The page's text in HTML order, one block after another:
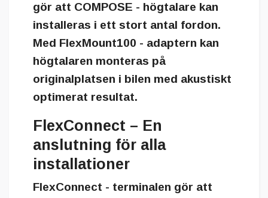
gör att COMPOSE - högtalare kan
installeras i ett stort antal fordon.
Med FlexMount100 - adaptern kan
högtalaren monteras på
originalplatsen i bilen med akustiskt
optimerat resultat.
FlexConnect – En
anslutning för alla
installationer
FlexConnect - terminalen gör att